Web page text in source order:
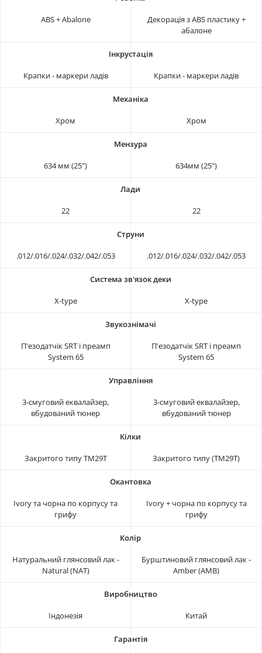
ABS + Abalone
Декорація з ABS пластику +
абалоне
Крапки - маркери ладів Крапки - маркери ладів
Хром Хром
634 мм (25") 634мм (25")
22 22
.012/.016/.024/.032/.042/.053 .012/.016/.024/.032/.042/.053
X-type X-type
П'езодатчік SRT і преамп
System 65
П'езодатчік SRT і преамп
System 65
3-смуговий еквалайзер,
вбудований тюнер
3-смуговий еквалайзер,
вбудований тюнер
Закритого типу TM29T Закритого типу (TM29T)
Ivory та чорна по корпусу та
грифу
Ivory + чорна по корпусу та
грифу
Натуральний глянсовий лак -
Natural (NAT)
Бурштиновий глянсовий лак -
Amber (AMB)
Індонезія Китай